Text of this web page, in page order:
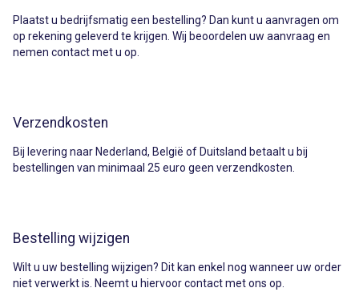
Plaatst u bedrijfsmatig een bestelling? Dan kunt u aanvragen om
op rekening geleverd te krijgen. Wij beoordelen uw aanvraag en
nemen contact met u op.
Verzendkosten
Bij levering naar Nederland, België of Duitsland betaalt u bij
bestellingen van minimaal 25 euro geen verzendkosten.
Bestelling wijzigen
Wilt u uw bestelling wijzigen? Dit kan enkel nog wanneer uw order
niet verwerkt is. Neemt u hiervoor contact met ons op.